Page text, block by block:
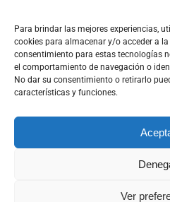
Para brindar las mejores experiencias,
cookies para almacenar y/o acceder a
consentimiento para estas tecnologías
el comportamiento de navegación o
No dar su consentimiento o retirarlo
características y funciones.
Ver
Política de